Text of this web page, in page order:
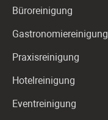
Büroreinigung
Gastronomie­reinigung
Praxis­reinigung
Hotelreinigung
Eventreinigung